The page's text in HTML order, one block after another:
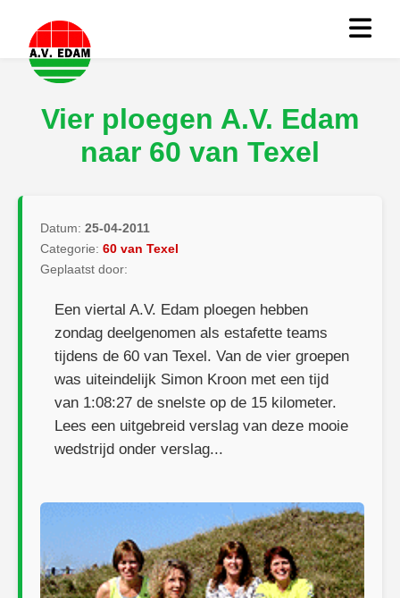
Vier ploegen A.V. Edam
naar 60 van Texel
Datum: 25-04-2011
Categorie: 60 van Texel
Geplaatst door:
Een viertal A.V. Edam ploegen hebben
zondag deelgenomen als estafette teams
tijdens de 60 van Texel. Van de vier groepen
was uiteindelijk Simon Kroon met een tijd
van 1:08:27 de snelste op de 15 kilometer.
Lees een uitgebreid verslag van deze mooie
wedstrijd onder verslag...